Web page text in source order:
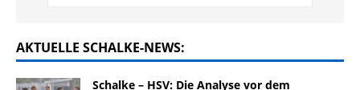
AKTUELLE SCHALKE-NEWS:
Schalke – HSV: Die Analyse vor dem